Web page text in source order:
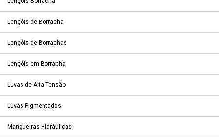
Lençóis de Borracha
Lençóis de Borrachas
Lençóis em Borracha
Luvas de Alta Tensão
Luvas Pigmentadas
Mangueiras Hidráulicas